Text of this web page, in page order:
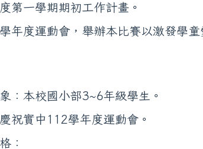
第一學期期初工作計畫。
年度運動會，舉辦本比賽以激發學
本校國小部3~6年級學生。
實中112學年度運動會。
：